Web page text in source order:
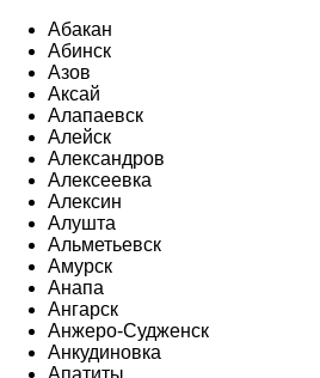
Абакан
Абинск
Азов
Аксай
Алапаевск
Алейск
Александров
Алексеевка
Алексин
Алушта
Альметьевск
Амурск
Анапа
Ангарск
Анжеро-Судженск
Анкудиновка
Апатиты